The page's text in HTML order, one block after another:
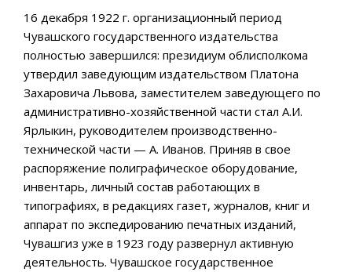
16 декабря 1922 г. организационный период
Чувашского государственного издательства
полностью завершился: президиум облисполкома
утвердил заведующим издательством Платона
Захаровича Львова, заместителем заведующего по
административно-хозяйственной части стал А.И.
Ярлыкин, руководителем производственно-
технической части — А. Иванов. Приняв в свое
распоряжение полиграфическое оборудование,
инвентарь, личный состав работающих в
типографиях, в редакциях газет, журналов, книг и
аппарат по экспедированию печатных изданий,
Чувашгиз уже в 1923 году развернул активную
деятельность. Чувашское государственное